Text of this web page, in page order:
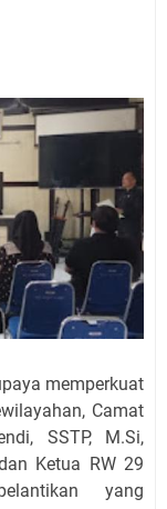
memperkuat
Camat
SSTP, M.Si,
Ketua RW 29
yang